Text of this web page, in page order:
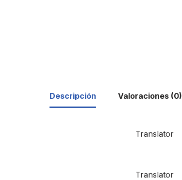
Descripción Valoraciones (0)
Translator
Translator